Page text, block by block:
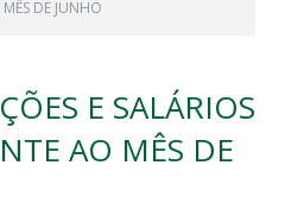
DE JUNHO
E SALÁRIOS
AO MÊS DE